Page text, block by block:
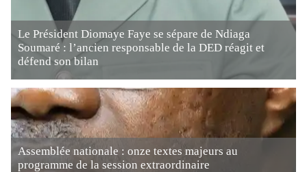
Le Président Diomaye Faye se sépare de Ndiaga
Soumaré : l’ancien responsable de la DED réagit et
défend son bilan
Assemblée nationale : onze textes majeurs au
programme de la session extraordinaire